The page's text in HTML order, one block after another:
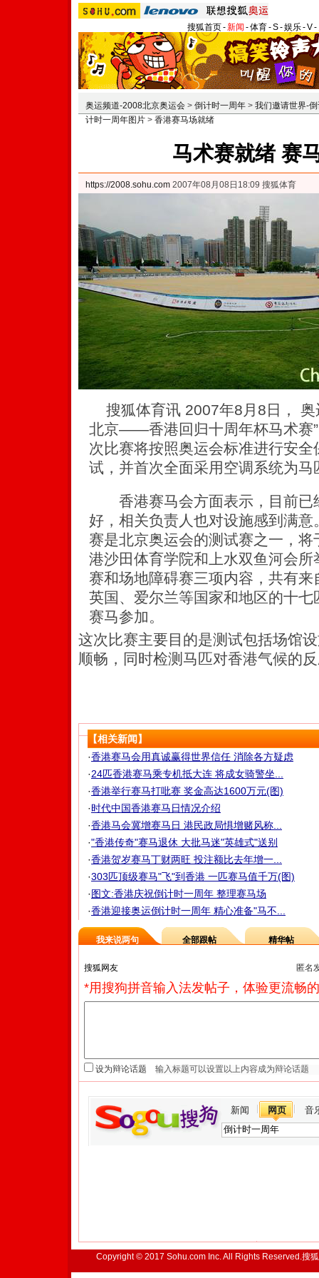
搜狐首页-新闻 -体育-S-娱乐-V-
奥运频道-2008北京奥运会 > 倒计时一周年 > 我们邀请世界-
计时一周年图片 > 香港赛马场就绪
马术赛就绪 赛
https://2008.sohu.com 2007年08月08日18:09 搜狐体育
搜狐体育讯 2007年8月8日， 奥
北京——香港回归十周年杯马术赛
次比赛将按照奥运会标准进行安
试，并首次全面采用空调系统为马
香港赛马会方面表示，目前已
好，相关负责人也对设施感到满意
赛是北京奥运会的测试赛之一，
港沙田体育学院和上水双鱼河会
赛和场地障碍赛三项内容，共有
英国、爱尔兰等国家和地区的十
赛马参加。
这次比赛主要目的是测试包括场馆
顺畅，同时检测马匹对香港气候的
【相关新闻】
·香港赛马会用真诚赢得世界信任 消除各方疑虑
·24匹香港赛马乘专机抵大连 将成女骑警坐...
·香港举行赛马打吡赛 奖金高达1600万元(图)
·时代中国香港赛马日情况介绍
·香港马会冀增赛马日 港民政局惧增赌风称...
·"香港传奇"赛马退休 大批马迷"英雄式"送别
·香港贺岁赛马丁财两旺 投注额比去年增一...
·303匹顶级赛马"飞"到香港 一匹赛马值千万(图)
·图文:香港庆祝倒计时一周年 整理赛马场
·香港迎接奥运倒计时一周年 精心准备"马不...
我来说两句 全部跟帖 精华帖
匿名
*用搜狗拼音输入法发帖子，体验更流畅
设为辩论话题
新闻 网页 音
Copyright © 2017 Sohu.com Inc. All Rights Reserved.搜